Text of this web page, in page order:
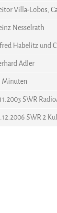
Villa-Lobos,
Nesselrath
Habelitz und
Adler
Minuten
SWR
SWR 2